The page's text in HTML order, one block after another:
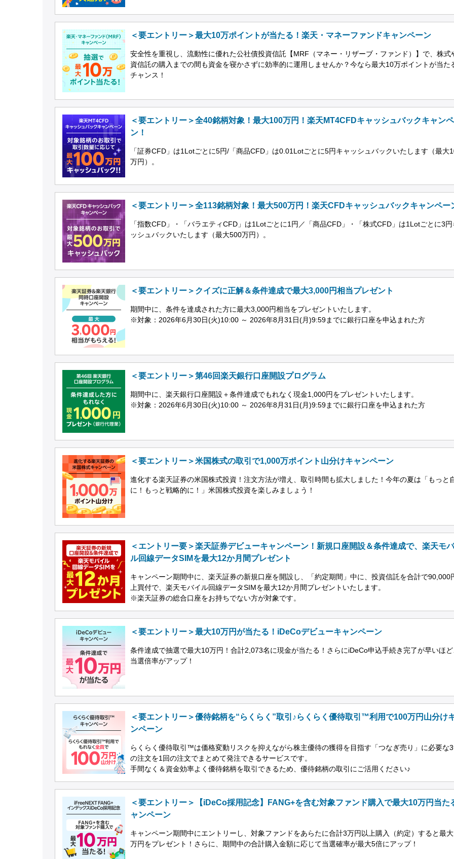
＜要エントリー＞最大10万ポイントが当たる！楽天・マネーファンドキャンペーン
安全性を重視し、流動性に優れた公社債投資信託【MRF（マネー・リザーブ・ファンド）】で、株式
資信託の購入までの間も資金を寝かさずに効率的に運用しませんか？今なら最大10万ポイントが当た
チャンス！
＜要エントリー＞全40銘柄対象！最大100万円！楽天MT4CFDキャッシュバックキャン
ン！
「証券CFD」は1Lotごとに5円/「商品CFD」は0.01Lotごとに5円キャッシュバックいたします（最大
万円）。
＜要エントリー＞全113銘柄対象！最大500万円！楽天CFDキャッシュバックキャンペー
「指数CFD」・「バラエティCFD」は1Lotごとに1円／「商品CFD」・「株式CFD」は1Lotごとに3円
ッシュバックいたします（最大500万円）。
＜要エントリー＞クイズに正解＆条件達成で最大3,000円相当プレゼント
期間中に、条件を達成された方に最大3,000円相当をプレゼントいたします。
※対象：2026年6月30日(火)10:00 ～ 2026年8月31日(月)9:59までに銀行口座を申込まれた方
＜要エントリー＞第46回楽天銀行口座開設プログラム
期間中に、楽天銀行口座開設＋条件達成でもれなく現金1,000円をプレゼントいたします。
※対象：2026年6月30日(火)10:00 ～ 2026年8月31日(月)9:59までに銀行口座を申込まれた方
＜要エントリー＞米国株式の取引で1,000万ポイント山分けキャンペーン
進化する楽天証券の米国株式投資！注文方法が増え、取引時間も拡大しました！今年の夏は「もっと
に！もっと戦略的に！」米国株式投資を楽しみましょう！
＜エントリー要＞楽天証券デビューキャンペーン！新規口座開設＆条件達成で、楽天モ
ル回線データSIMを最大12か月間プレゼント
キャンペーン期間中に、楽天証券の新規口座を開設し、「約定期間」中に、投資信託を合計で90,000
上買付で、楽天モバイル回線データSIMを最大12か月間プレゼントいたします。
※楽天証券の総合口座をお持ちでない方が対象です。
＜要エントリー＞最大10万円が当たる！iDeCoデビューキャンペーン
条件達成で抽選で最大10万円！合計2,073名に現金が当たる！さらにiDeCo申込手続き完了が早いほど
当選倍率がアップ！
＜要エントリー＞優待銘柄を“らくらく”取引♪らくらく優待取引™利用で100万円山分け
ンペーン
らくらく優待取引™は価格変動リスクを抑えながら株主優待の獲得を目指す「つなぎ売り」に必要な
の注文を1回の注文でまとめて発注できるサービスです。
手間なく＆資金効率よく優待銘柄を取引できるため、優待銘柄の取引にご活用ください♪
＜要エントリー＞【iDeCo採用記念】FANG+を含む対象ファンド購入で最大10万円当た
ャンペーン
キャンペーン期間中にエントリーし、対象ファンドをあらたに合計3万円以上購入（約定）すると最
万円をプレゼント！さらに、期間中の合計購入金額に応じて当選確率が最大5倍にアップ！